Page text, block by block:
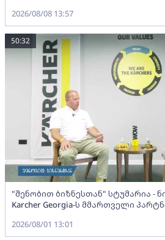
2026/08/08 13:57
"შენობით ბიზნესთან" სტუმარია -
Karcher Georgia-ს მმართველი
50:32
2026/08/01 13:01